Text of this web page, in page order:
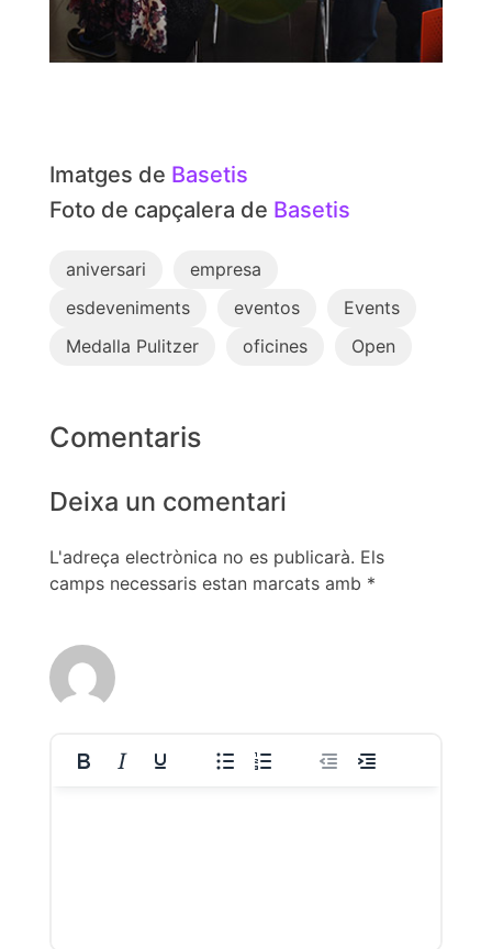
Imatges de Basetis
Foto de capçalera de Basetis
aniversari
empresa
esdeveniments
eventos
Events
Medalla Pulitzer
oficines Open
Comentaris
Deixa un comentari
L'adreça electrònica no es publicarà. Els
camps necessaris estan marcats amb *